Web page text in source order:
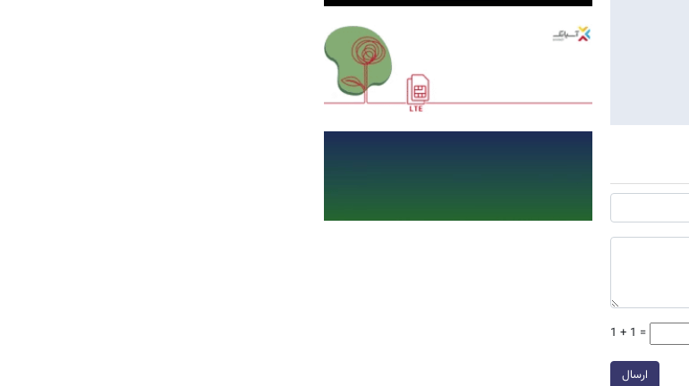
1 + 1 =
ارسال